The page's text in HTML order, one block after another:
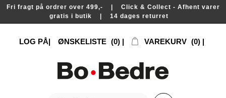
Fri fragt på ordrer over 499,- | Click & Collect - Afhent varer
gratis i butik | 14 dages returret
LOG PÅ ØNSKELISTE (0) VAREKURV (0)